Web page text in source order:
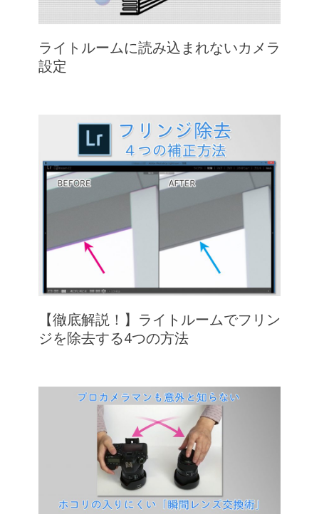
ライトルームに読み込まれないカメラ
設定
【徹底解説！】ライトルームでフリン
ジを除去する4つの方法